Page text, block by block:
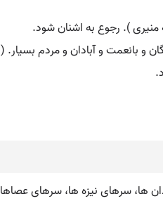
). رجوع به اشنان شود.
و بانعمت و آبادان و مردم بسیار.
ها، سرهای نیزه ها، سرهای